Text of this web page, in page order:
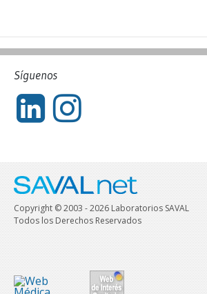
Síguenos
Copyright © 2003 - 2026 Laboratorios SAVAL
Todos los Derechos Reservados